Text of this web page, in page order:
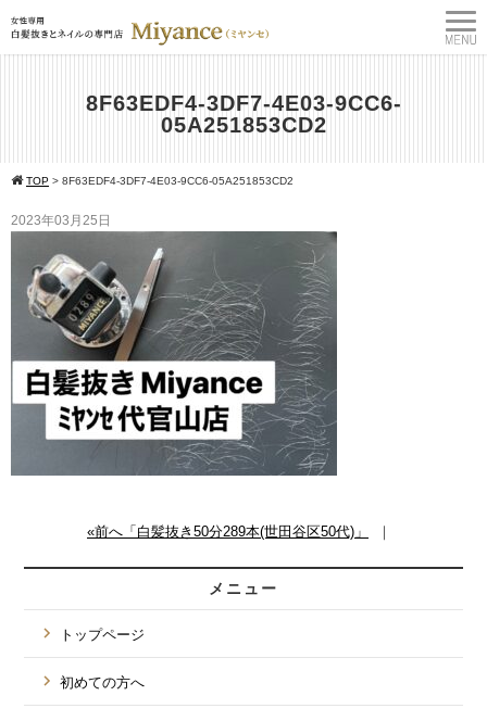
8F63EDF4-3DF7-4E03-9CC6-
05A251853CD2
TOP > 8F63EDF4-3DF7-4E03-9CC6-05A251853CD2
2023年03月25日
«前へ「白髪抜き50分289本(世田谷区50代)」 ｜
メニュー
トップページ
初めての方へ